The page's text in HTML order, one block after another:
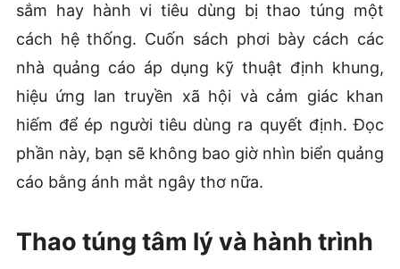
sắm hay hành vi tiêu dùng bị thao túng một
cách hệ thống. Cuốn sách phơi bày cách các
nhà quảng cáo áp dụng kỹ thuật định khung,
hiệu ứng lan truyền xã hội và cảm giác khan
hiếm để ép người tiêu dùng ra quyết định. Đọc
phần này, bạn sẽ không bao giờ nhìn biển quảng
cáo bằng ánh mắt ngây thơ nữa.
Thao túng tâm lý và hành trình